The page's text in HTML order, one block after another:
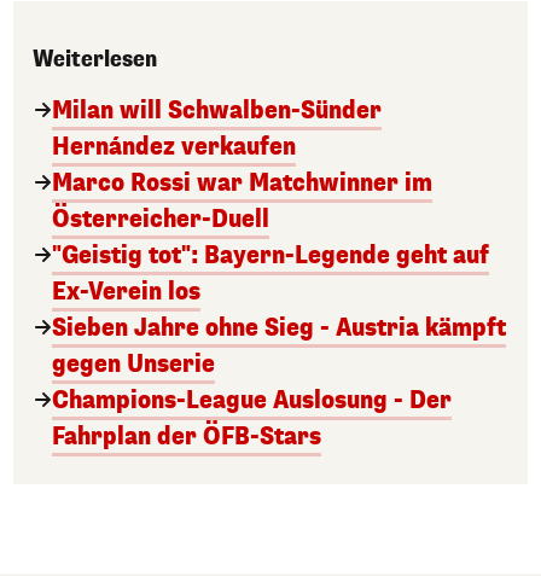
Weiterlesen
Milan will Schwalben-Sünder
Hernández verkaufen
Marco Rossi war Matchwinner im
Österreicher-Duell
"Geistig tot": Bayern-Legende geht auf
Ex-Verein los
Sieben Jahre ohne Sieg - Austria kämpft
gegen Unserie
Champions-League Auslosung - Der
Fahrplan der ÖFB-Stars